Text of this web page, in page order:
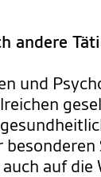
andere
und
auf